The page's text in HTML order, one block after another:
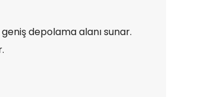
depolama alanı sunar.